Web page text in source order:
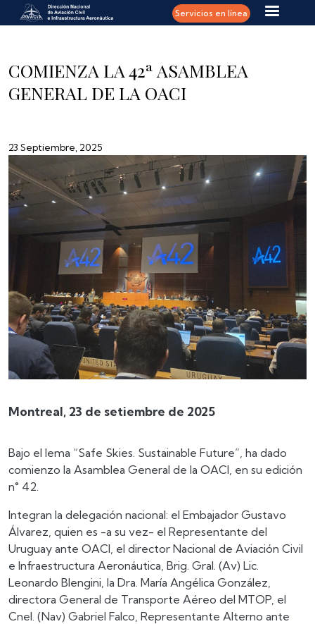
Pasar al contenido principal Servicios en línea
COMIENZA LA 42ª ASAMBLEA
GENERAL DE LA OACI
23 Septiembre, 2025
Montreal, 23 de setiembre de 2025
Bajo el lema “Safe Skies. Sustainable Future”, ha dado
comienzo la Asamblea General de la OACI, en su edición
n° 42.
Integran la delegación nacional: el Embajador Gustavo
Álvarez, quien es -a su vez- el Representante del
Uruguay ante OACI, el director Nacional de Aviación Civil
e Infraestructura Aeronáutica, Brig. Gral. (Av) Lic.
Leonardo Blengini, la Dra. María Angélica González,
directora General de Transporte Aéreo del MTOP, el
Cnel. (Nav) Gabriel Falco, Representante Alterno ante